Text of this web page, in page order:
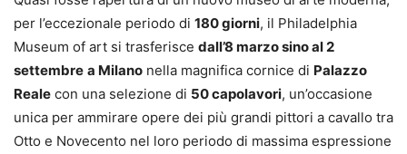
per l’eccezionale periodo di 180 giorni, il Philadelphia
Museum of art si trasferisce dall’8 marzo sino al 2
settembre a Milano nella magnifica cornice di Palazzo
Reale con una selezione di 50 capolavori, un’occasione
unica per ammirare opere dei più grandi pittori a cavallo tra
Otto e Novecento nel loro periodo di massima espressione